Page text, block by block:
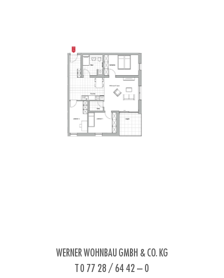
WERNER WOHNBAU GMBH & CO. KG
T 0 77 28 / 64 42 – 0